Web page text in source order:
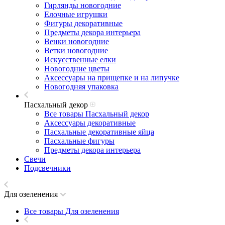
Гирлянды новогодние
Елочные игрушки
Фигуры декоративные
Предметы декора интерьера
Венки новогодние
Ветки новогодние
Искусственные елки
Новогодние цветы
Аксессуары на прищепке и на липучке
Новогодняя упаковка
Пасхальный декор
Все товары Пасхальный декор
Аксессуары декоративные
Пасхальные декоративные яйца
Пасхальные фигуры
Предметы декора интерьера
Свечи
Подсвечники
Для озеленения
Все товары Для озеленения